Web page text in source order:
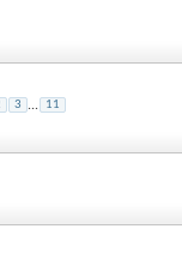
3 ... 11